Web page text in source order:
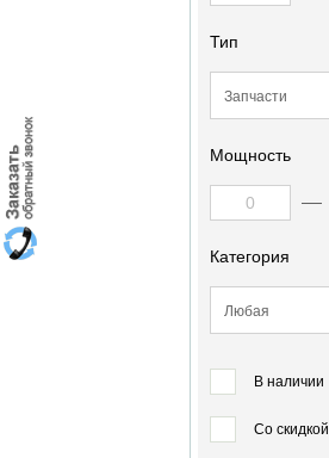
Тип
Мощность
Категория
В наличии
Со скидкой